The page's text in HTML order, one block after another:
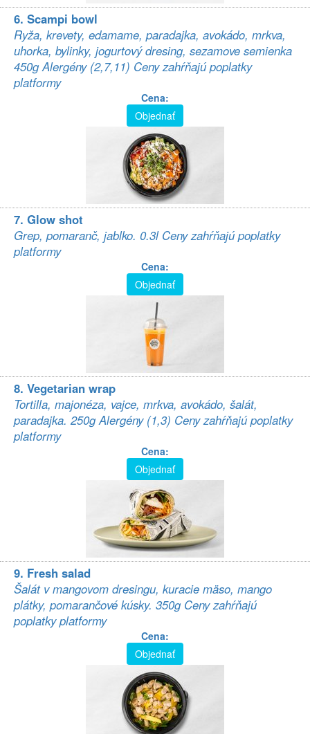
6. Scampi bowl
Ryža, krevety, edamame, paradajka, avokádo, mrkva,
uhorka, bylinky, jogurtový dresing, sezamove semienka
450g Alergény (2,7,11) Ceny zahŕňajú poplatky
platformy
Cena:
Objednať
7. Glow shot
Grep, pomaranč, jablko. 0.3l Ceny zahŕňajú poplatky
platformy
Cena:
Objednať
8. Vegetarian wrap
Tortilla, majonéza, vajce, mrkva, avokádo, šalát,
paradajka. 250g Alergény (1,3) Ceny zahŕňajú poplatky
platformy
Cena:
Objednať
9. Fresh salad
Šalát v mangovom dresingu, kuracie mäso, mango
plátky, pomarančové kúsky. 350g Ceny zahŕňajú
poplatky platformy
Cena:
Objednať